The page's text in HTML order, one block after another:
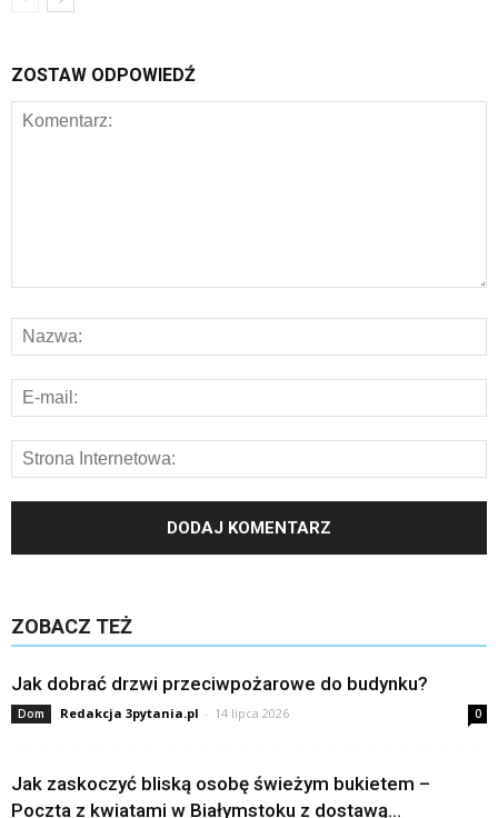
ZOSTAW ODPOWIEDŹ
ZOBACZ TEŻ
Jak dobrać drzwi przeciwpożarowe do budynku?
Dom Redakcja 3pytania.pl - 14 lipca 2026 0
Jak zaskoczyć bliską osobę świeżym bukietem –
Poczta z kwiatami w Białymstoku z dostawą...